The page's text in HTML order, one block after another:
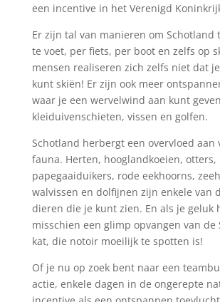
een incentive in het Verenigd
Er zijn tal van manieren om Schotland
te voet, per fiets, per boot en zelfs op
mensen realiseren zich zelfs niet dat
kunt skiën! Er zijn ook meer
waar je een wervelwind aan kunt
kleiduivenschieten, vissen en golfen.
Schotland herbergt een overvloed aan
fauna. Herten, hooglandkoeien, otters,
papegaaiduikers, rode eekhoorns,
walvissen en dolfijnen zijn enkele van
dieren die je kunt zien. En als je geluk
misschien een glimp opvangen van de
kat, die notoir moeilijk te spotten is!
Of je nu op zoek bent naar een
actie, enkele dagen in de ongerepte